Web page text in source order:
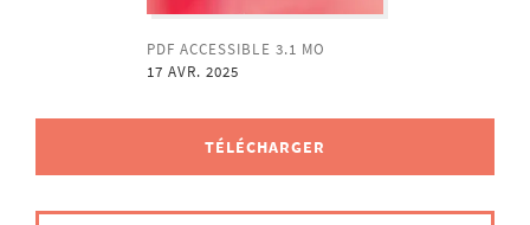
TÉLÉCHARGER
PDF ACCESSIBLE 3.1 MO
17 AVR. 2025